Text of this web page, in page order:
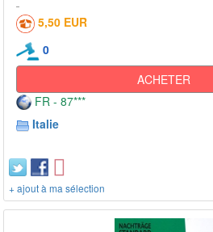
5,50 EUR
0
ACHETER
FR - 87***
Italie
+ ajout à ma sélection